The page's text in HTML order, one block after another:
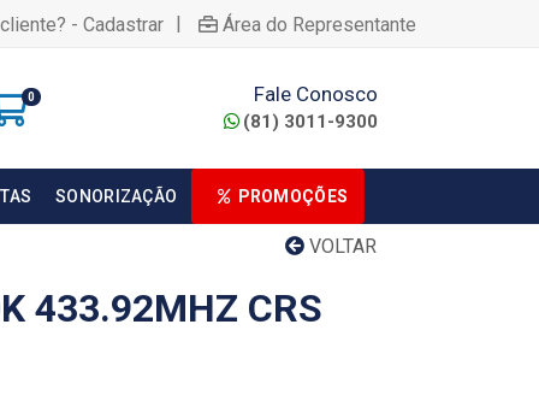
- Cadastrar | Área do Representante
0 Fale Conosco
(81) 3011-9300
SONORIZAÇÃO PROMOÇÕES
VOLTAR
433.92MHZ CRS